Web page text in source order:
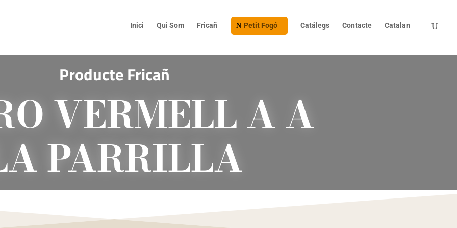
Inici Qui Som Fricañ Petit Fogó Catálegs Contacte Catalan
Producte Fricañ
VERMELL A A
PARRILLA